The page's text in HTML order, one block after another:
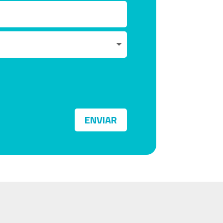
ENVIAR